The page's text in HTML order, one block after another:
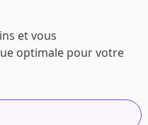
et vous
optimale pour votre